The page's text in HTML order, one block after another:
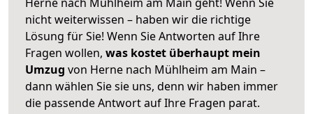
nicht weiterwissen – haben wir die richtige
Lösung für Sie! Wenn Sie Antworten auf Ihre
Fragen wollen, was kostet überhaupt mein
Umzug von Herne nach Mühlheim am Main –
dann wählen Sie sie uns, denn wir haben immer
die passende Antwort auf Ihre Fragen parat.